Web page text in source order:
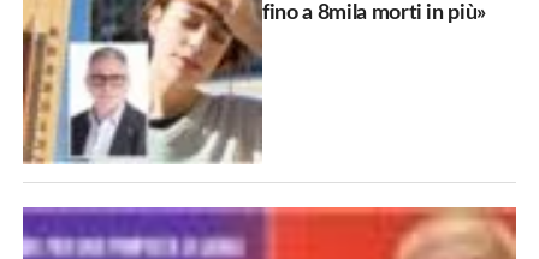
fino a 8mila morti in più»